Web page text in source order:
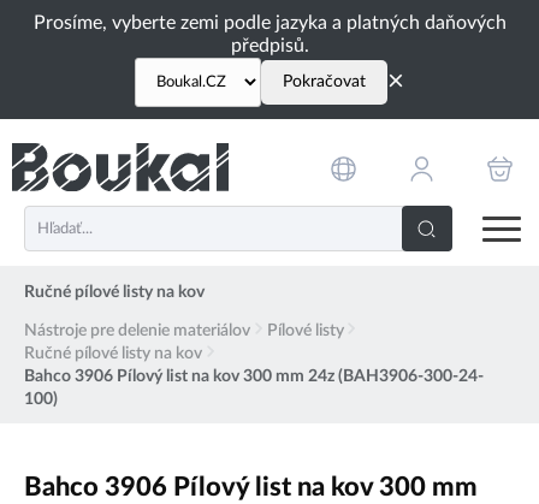
Prosíme, vyberte zemi podle jazyka a platných daňových
předpisů.
Pokračovat ×
Ručné pílové listy na kov
Nástroje pre delenie materiálov
Pílové listy
Ručné pílové listy na kov
Bahco 3906 Pílový list na kov 300 mm 24z (BAH3906-300-24-
100)
Bahco 3906 Pílový list na kov 300 mm